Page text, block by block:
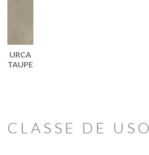
URCA
TAUPE
CLASSE DE USO